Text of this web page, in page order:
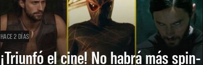
HACE 2 DÍAS
¡Triunfó el cine! No habrá más spin-